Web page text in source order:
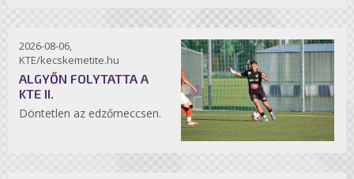
2026-08-06,
KTE/kecskemetite.hu
ALGYŐN FOLYTATTA A
KTE II.
Döntetlen az edzőmeccsen.